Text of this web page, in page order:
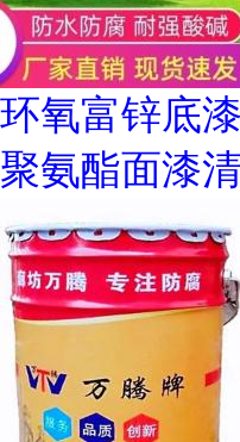
环氧富锌底
聚氨酯面漆